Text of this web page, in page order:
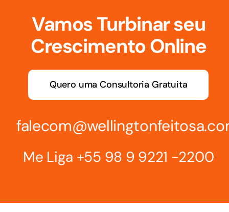
Vamos Turbinar seu
Crescimento Online
Quero uma Consultoria Gratuita
Me Liga +55 98 9 9221 -2200